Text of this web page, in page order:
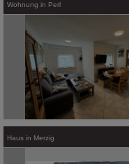
Wohnung in Perl
Haus in Merzig